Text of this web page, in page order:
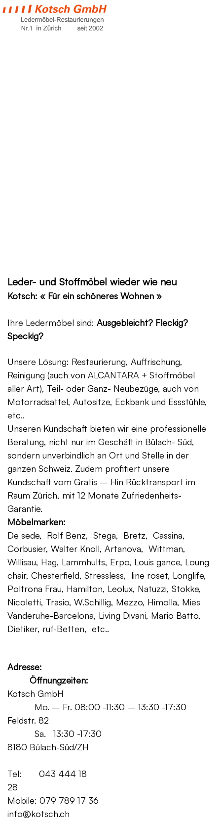
Leder- und Stoffmöbel wieder wie neu
Kotsch: « Für ein schöneres Wohnen »
Ihre Ledermöbel sind: Ausgebleicht? Fleckig?
Speckig?
Unsere Lösung: Restaurierung, Auffrischung,
Reinigung (auch von ALCANTARA + Stoffmöbel
aller Art), Teil- oder Ganz- Neubezüge, auch von
Motorradsattel, Autositze, Eckbank und Essstühle,
etc..
Unseren Kundschaft bieten wir eine professionelle
Beratung, nicht nur im Geschäft in Bülach- Süd,
sondern unverbindlich an Ort und Stelle in der
ganzen Schweiz. Zudem profitiert unsere
Kundschaft vom Gratis – Hin Rücktransport im
Raum Zürich, mit 12 Monate Zufriedenheits-
Garantie.
Möbelmarken:
De sede, Rolf Benz, Stega, Bretz, Cassina,
Corbusier, Walter Knoll, Artanova, Wittman,
Willisau, Hag, Lammhults, Erpo, Louis gance, Loung
chair, Chesterfield, Stressless, line roset, Longlife,
Poltrona Frau, Hamilton, Leolux, Natuzzi, Stokke,
Nicoletti, Trasio, W.Schillig, Mezzo, Himolla, Mies
Vanderuhe-Barcelona, Living Divani, Mario Batto,
Dietiker, ruf-Betten, etc..
Adresse:
Öffnungzeiten:
Kotsch GmbH
Mo. – Fr. 08:00 -11:30 – 13:30 -17:30
Feldstr. 82
Sa. 13:30 -17:30
8180 Bülach-Süd/ZH
Tel: 043 444 18
28
Mobile: 079 789 17 36
info@kotsch.ch